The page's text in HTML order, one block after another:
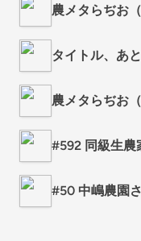
農メタらぢお
タイトル、あ
農メタらぢお
#592 同級生
#50 中嶋農園